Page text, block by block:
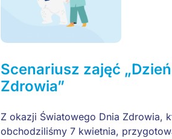
Scenariusz zajęć „Dzień
Zdrowia”
Z okazji Światowego Dnia Zdrowia,
obchodziliśmy 7 kwietnia,